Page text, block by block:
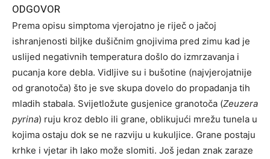
ODGOVOR
Prema opisu simptoma vjerojatno je riječ o jačoj
ishranjenosti biljke dušičnim gnojivima pred zimu kad je
uslijed negativnih temperatura došlo do izmrzavanja i
pucanja kore debla. Vidljive su i bušotine (najvjerojatnije
od granotoča) što je sve skupa dovelo do propadanja tih
mladih stabala. Svijetložute gusjenice granotoča (Zeuzera
pyrina) ruju kroz deblo ili grane, oblikujući mrežu tunela u
kojima ostaju dok se ne razviju u kukuljice. Grane postaju
krhke i vjetar ih lako može slomiti. Još jedan znak zaraze